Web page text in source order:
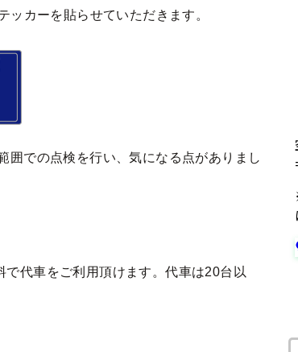
ッカーを貼らせていただきます。
囲での点検を行い、気になる点がありまし
代車をご利用頂けます。代車は20台以